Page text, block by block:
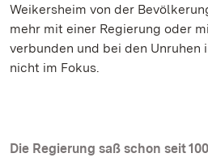
Weikersheim von der
mehr mit einer Regierung oder
verbunden und bei den Unruhen
nicht im Fokus.
Die Regierung saß schon seit